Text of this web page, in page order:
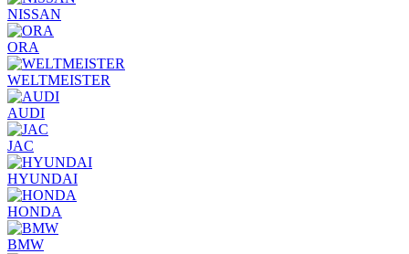
NISSAN
ORA
WELTMEISTER
AUDI
JAC
HYUNDAI
HONDA
BMW